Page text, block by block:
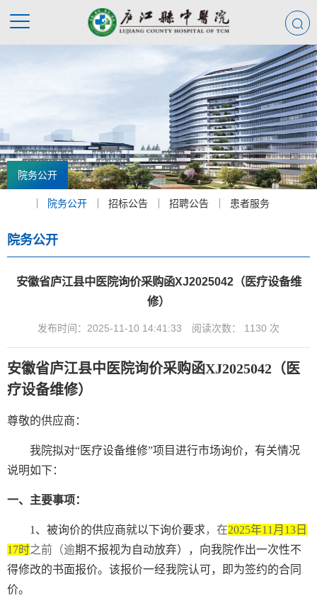
院务公开
院务公开 招标公告 招聘公告 患者服务
院务公开
安徽省庐江县中医院询价采购函XJ2025042（医疗设备维
修）
发布时间：2025-11-10 14:41:33 阅读次数： 1130 次
安徽省庐江县中医院询价采购函XJ2025042（医
疗设备维修）
尊敬的供应商：
我院拟对“医疗设备维修”项目进行市场询价，有关情况
说明如下：
一、主要事项：
1、被询价的供应商就以下询价要求 ，在2025年11月13日
17时之前（逾期不报视为自动放弃），向我院作出一次性不
得修改的书面报价。该报价一经我院认可，即为签约的合同
价。